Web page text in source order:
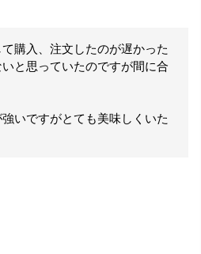
購入、注文したのが遅かった
と思っていたのですが間に合
いですがとても美味しくいた